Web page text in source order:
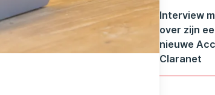
Interview
over zijn
nieuwe
Claranet